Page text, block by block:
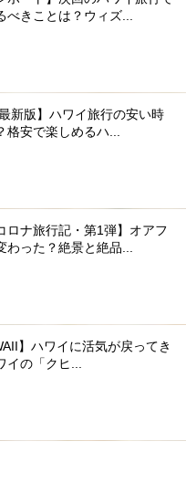
べきことは？ウィズ...
新版】ハワイ旅行の安い時
格安で楽しめるハ...
ロナ旅行記・第1弾】オアフ
わった？絶景と絶品...
】ハワイに活気が戻ってき
イの「クヒ...